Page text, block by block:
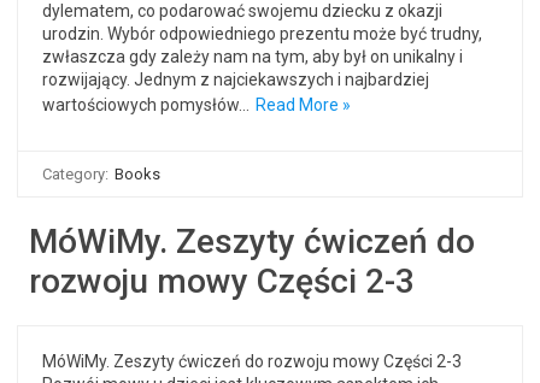
dylematem, co podarować swojemu dziecku z okazji
urodzin. Wybór odpowiedniego prezentu może być trudny,
zwłaszcza gdy zależy nam na tym, aby był on unikalny i
rozwijający. Jednym z najciekawszych i najbardziej
wartościowych pomysłów…
Read More »
Category: Books
MóWiMy. Zeszyty ćwiczeń do
rozwoju mowy Części 2-3
MóWiMy. Zeszyty ćwiczeń do rozwoju mowy Części 2-3